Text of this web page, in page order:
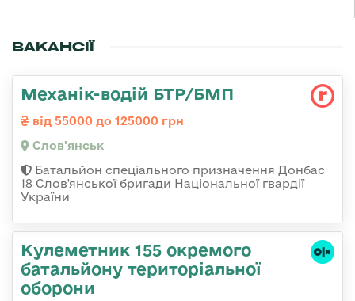
ВАКАНСІЇ
Механік-водій БТР/БМП
від 55000 до 125000 грн
Слов'янськ
Батальйон спеціального призначення Донбас
18 Слов'янської бригади Національної гвардії
України
Кулеметник 155 окремого
батальйону територіальної
оборони